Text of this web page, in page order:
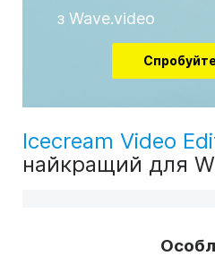
з Wave.video
Icecream Video
найкращий для